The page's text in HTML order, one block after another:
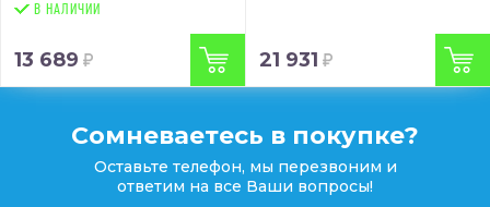
В НАЛИЧИИ
13 689 21 931
Сомневаетесь в покупке?
Оставьте телефон, мы перезвоним и
ответим на все Ваши вопросы!